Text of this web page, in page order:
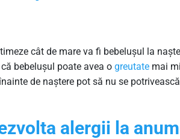
cât de mare va fi bebelușul la
bebelușul poate avea o greutate mai
de naștere pot să nu se
alergii la